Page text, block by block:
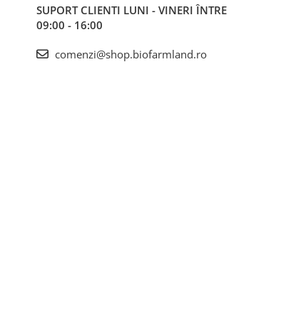
SUPORT CLIENTI LUNI - VINERI ÎNTRE
09:00 - 16:00
comenzi@shop.biofarmland.ro